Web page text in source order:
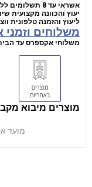
אשראי עד 8 תשלומים ללא ריבית.
יעוץ והכוונה מקצועית
ליעוץ והזמנה טלפונית
משלוחים
משלוחי אקספרס עד
מוצרים מיבוא
מועד